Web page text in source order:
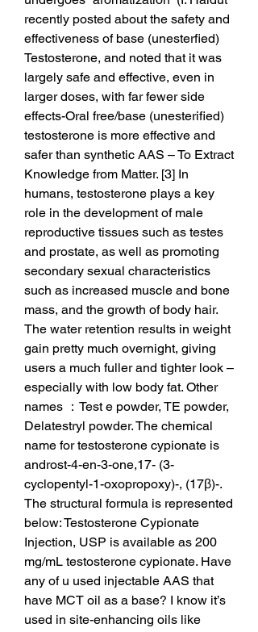
recently posted about the safety and
effectiveness of base (unesterfied)
Testosterone, and noted that it was
largely safe and effective, even in
larger doses, with far fewer side
effects-Oral free/base (unesterified)
testosterone is more effective and
safer than synthetic AAS – To Extract
Knowledge from Matter. [3] In
humans, testosterone plays a key
role in the development of male
reproductive tissues such as testes
and prostate, as well as promoting
secondary sexual characteristics
such as increased muscle and bone
mass, and the growth of body hair.
The water retention results in weight
gain pretty much overnight, giving
users a much fuller and tighter look –
especially with low body fat. Other
names ：Test e powder, TE powder,
Delatestryl powder. The chemical
name for testosterone cypionate is
androst-4-en-3-one,17- (3-
cyclopentyl-1-oxopropoxy)-, (17β)-.
The structural formula is represented
below: Testosterone Cypionate
Injection, USP is available as 200
mg/mL testosterone cypionate. Have
any of u used injectable AAS that
have MCT oil as a base? I know it’s
used in site-enhancing oils like